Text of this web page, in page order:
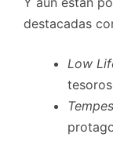
destacadas
Low